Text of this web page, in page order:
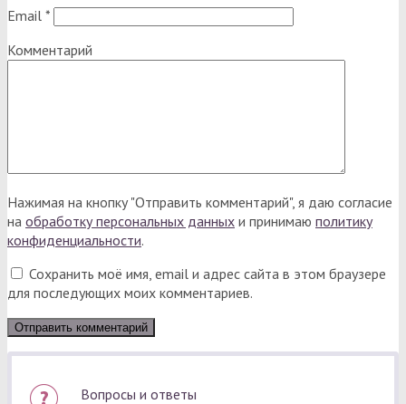
Email *
Комментарий
Нажимая на кнопку "Отправить комментарий", я даю согласие
на обработку персональных данных и принимаю политику
конфиденциальности.
Сохранить моё имя, email и адрес сайта в этом браузере
для последующих моих комментариев.
Вопросы и ответы